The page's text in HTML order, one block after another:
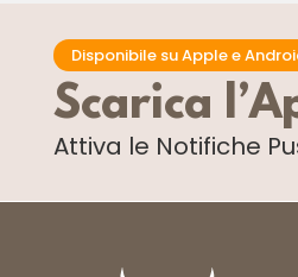
Disponibile su Apple e
Scarica
Attiva le Notifiche